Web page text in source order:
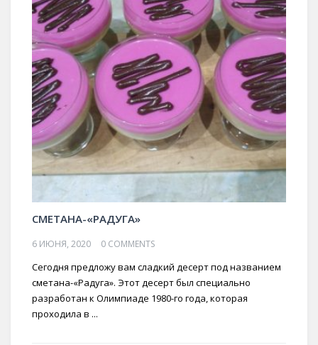
СМЕТАНА-«РАДУГА»
6 ИЮНЯ, 2020 0 COMMENTS
Сегодня предложу вам сладкий десерт под названием
сметана-«Радуга». Этот десерт был специально
разработан к Олимпиаде 1980-го года, которая
проходила в ...